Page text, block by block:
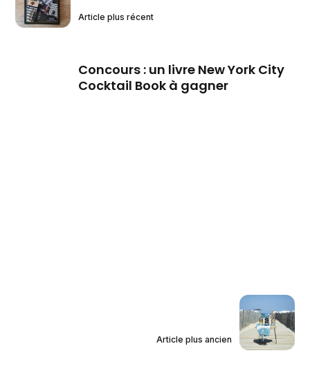
Article plus récent
Concours : un livre New York City
Cocktail Book à gagner
Article plus ancien